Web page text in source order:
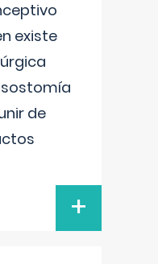
existe
de
+